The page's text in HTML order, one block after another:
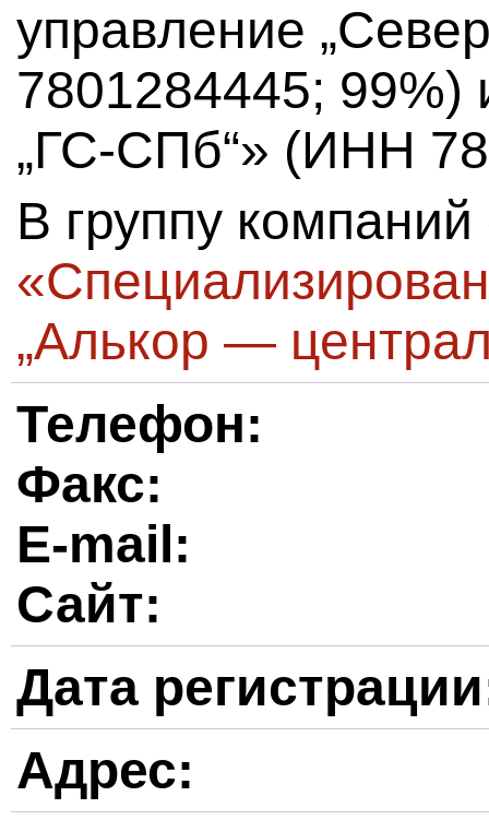
управление
7801284445;
„ГС-СПб“» (ИНН
В группу
„Алькор —
Телефон:
Факс:
E-mail:
Сайт:
Дата
Адрес: